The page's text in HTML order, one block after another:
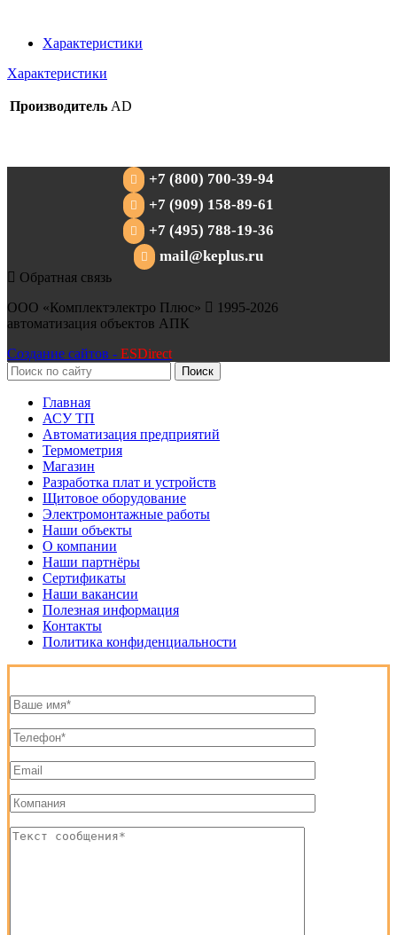
Характеристики
Характеристики
Производитель AD
+7 (800) 700-39-94
+7 (909) 158-89-61
+7 (495) 788-19-36
mail@keplus.ru
Обратная связь
ООО «Комплектэлектро Плюс»
1995-2026
автоматизация объектов АПК
Создание сайтов - ESDirect
Поиск
Главная
АСУ ТП
Автоматизация предприятий
Термометрия
Магазин
Разработка плат и устройств
Щитовое оборудование
Электромонтажные работы
Наши объекты
О компании
Наши партнёры
Сертификаты
Наши вакансии
Полезная информация
Контакты
Политика конфиденциальности